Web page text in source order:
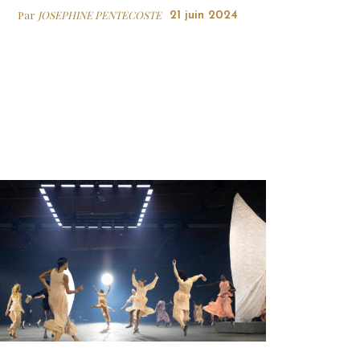
Par JOSEPHINE PENTECOSTE 21 juin 2024